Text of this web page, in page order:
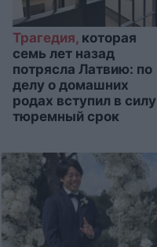
Трагедия, которая
семь лет назад
потрясла Латвию: по
делу о домашних
родах вступил в силу
тюремный срок